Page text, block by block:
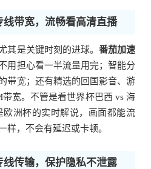
线带宽，流畅看高清直播
其是关键时刻的进球。 番茄加速
用担心看一半流量用完；智能分
带宽；还有精选的回国影音、游
宽。不管是看世界杯巴西 vs 海
洲杯的实时解说，画面都能流
样，不会有延迟或卡顿。
线传输，保护隐私不泄露